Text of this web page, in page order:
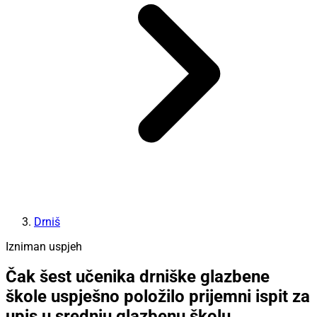
Drniš
Izniman uspjeh
Čak šest učenika drniške glazbene
škole uspješno položilo prijemni ispit za